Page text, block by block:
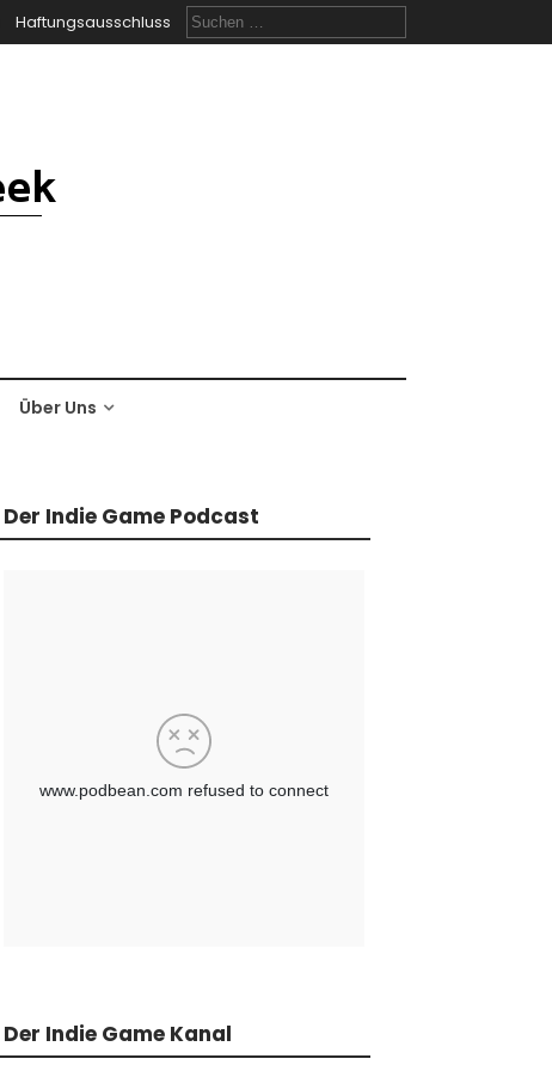
Haftungsausschluss
Suchen
nach:
Über Uns
Der Indie Game Podcast
Der Indie Game Kanal